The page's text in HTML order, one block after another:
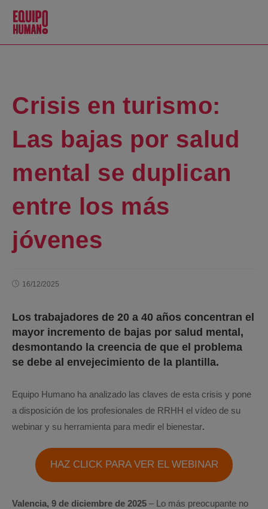
Crisis en turismo:
Las bajas por salud
mental se duplican
entre los más
jóvenes
16/12/2025
Los trabajadores de 20 a 40 años concentran el
mayor incremento de bajas por salud mental,
desmontando la creencia de que el problema
se debe al envejecimiento de la plantilla.
Equipo Humano ha analizado las claves de esta crisis y pone
a disposición de los profesionales de RRHH el vídeo de su
webinar y su herramienta para medir el bienestar.
HAZ CLICK PARA VER EL WEBINAR
Valencia, 9 de diciembre de 2025 – Lo más preocupante no